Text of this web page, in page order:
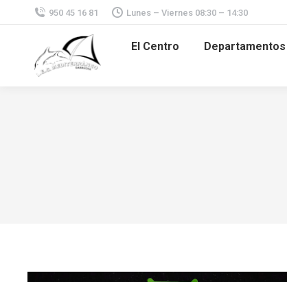
950 45 16 81 Lunes – Viernes 08:30 – 14:30
El Centro Departamentos